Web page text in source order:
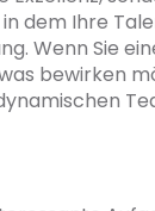
dem Ihre
Wenn Sie
bewirken